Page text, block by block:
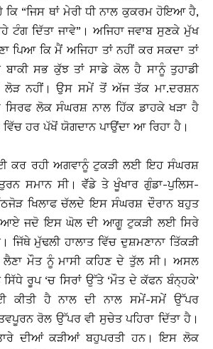
ਕਿ “ਜਿਸ ਥਾਂ ਮੇਰੀ ਧੀ ਨਾਲ ਕੁਕਰਮ ਹੋਇਆ ਹੈ,
ਟੰਗ ਦਿੱਤਾ ਜਾਵੇ”। ਅਜਿਹਾ ਜਵਾਬ ਸੁਣਕੇ ਮੁੱਖ
ਪਿਆ ਕਿ ਮੈਂ ਅਜਿਹਾ ਤਾਂ ਨਹੀਂ ਕਰ ਸਕਦਾ ਤਾਂ
ਬਾਕੀ ਸਭ ਕੁੱਝ ਤਾਂ ਸਾਡੇ ਕੋਲ ਹੈ ਸਾਨੂੰ ਤੁਹਾਡੀ
ਲੋੜ ਨਹੀਂ। ਉਸ ਸਮੇਂ ਤੋਂ ਅੱਜ ਤੱਕ ਮਾ.ਦਰਸ਼ਨ
ਸਿਰਫ ਲੋਕ ਸੰਘਰਸ਼ ਨਾਲ ਹਿੱਕ ਡਾਹਕੇ ਖੜਾ ਹੈ
ਹਰ ਪੱਖੋਂ ਯੋਗਦਾਨ ਪਾਉਂਦਾ ਆ ਰਿਹਾ ਹੈ।
ਕਰ ਰਹੀ ਅਗਵਾਨੂੰ ਟੁਕੜੀ ਲਈ ਇਹ ਸੰਘਰਸ਼
ਸਮਾਨ ਸੀ। ਵੱੱਡੇ ਤੇ ਖੂੰਖਾਰ ਗੁੰਡਾ-ਪੁਲਿਸ-
ਖਿਲਾਫ ਚੱਲਦੇ ਇਸ ਸੰਘਰਸ਼ ਦੌਰਾਨ ਬਹੁਤ
ਆਏ ਜਦੋ ਇਸ ਘੋਲ ਦੀ ਆਗੂ ਟੁਕੜੀ ਲਈ ਸਿਰੇ
ਜਿੱਥੇ ਮੁੱਢਲੀ ਹਾਲਾਤ ਵਿੱਚ ਦੁਸ਼ਮਣਾਨਾ ਤਿੱਕੜੀ
ਮੌਤ ਨੂੰ ਮਾਸੀ ਕਹਿਣ ਦੇ ਤੁੱਲ ਸੀ। ਅਸਲ
ਰੂਪ ‘ਚ ਸਿਰਾਂ ਉੱਤੇ ‘ਮੌਤ ਦੇ ਕੱਫਨ ਬੰਨ੍ਹਕੇ’
ਕੀਤੀ ਹੈ ਨਾਲ ਦੀ ਨਾਲ ਸਮੇਂ-ਸਮੇਂ ਉੱਪਰ
ਰੋਲ ਉੱਪਰ ਵੀ ਸੁਚੇਤ ਪਹਿਰਾ ਦਿੱਤਾ ਹੈ।
ਦੀਆਂ ਕੜੀਆਂ ਬਹੁਪਰਤੀ ਹਨ। ਇਸ ਲੋਕ